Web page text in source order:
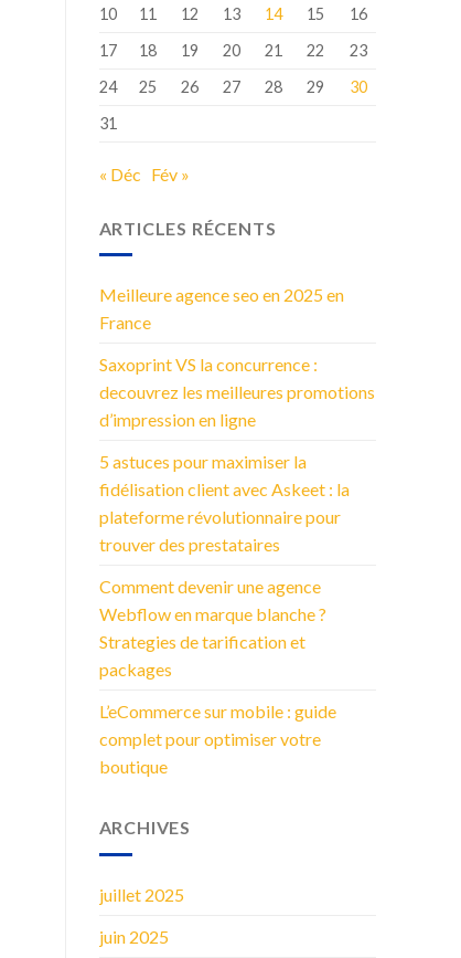
10
11 12 13 14 15
16
17
18 19 20 21 22
23
24
25 26 27 28 29
30
31
« Déc Fév »
ARTICLES RÉCENTS
Meilleure agence seo en 2025 en
France
Saxoprint VS la concurrence :
decouvrez les meilleures promotions
d’impression en ligne
5 astuces pour maximiser la
fidélisation client avec Askeet : la
plateforme révolutionnaire pour
trouver des prestataires
Comment devenir une agence
Webflow en marque blanche ?
Strategies de tarification et
packages
L’eCommerce sur mobile : guide
complet pour optimiser votre
boutique
ARCHIVES
juillet 2025
juin 2025